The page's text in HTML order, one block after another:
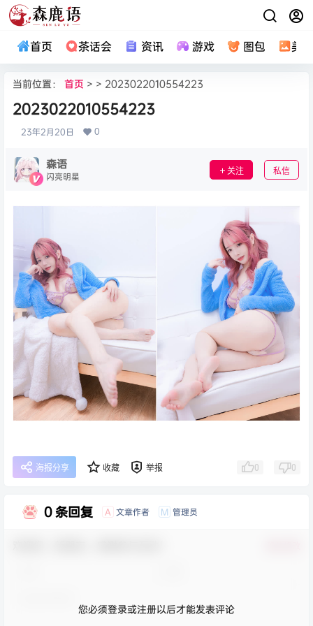
首页 茶话会 资讯 游戏 图包 美
当前位置： 首页 > > 2023022010554223
2023022010554223
23年2月20日 0
森语
闪亮明星 关注 私信
海报分享 收藏 举报 0 0
0 条回复 A 文章作者 M 管理员
您必须登录或注册以后才能发表评论